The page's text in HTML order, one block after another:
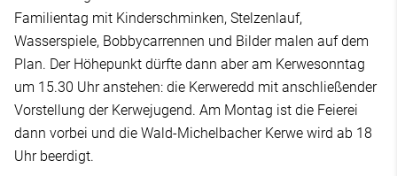
Familientag mit Kinderschminken, Stelzenlauf,
Wasserspiele, Bobbycarrennen und Bilder malen auf dem
Plan. Der Höhepunkt dürfte dann aber am Kerwesonntag
um 15.30 Uhr anstehen: die Kerweredd mit anschließender
Vorstellung der Kerwejugend. Am Montag ist die Feierei
dann vorbei und die Wald-Michelbacher Kerwe wird ab 18
Uhr beerdigt.